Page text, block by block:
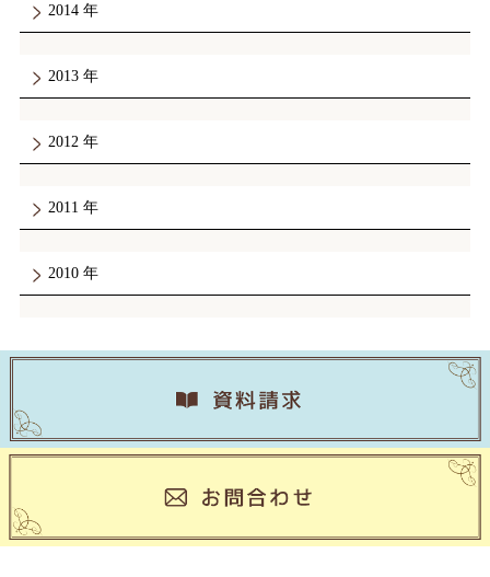
2014
2013
2012
2011
2010